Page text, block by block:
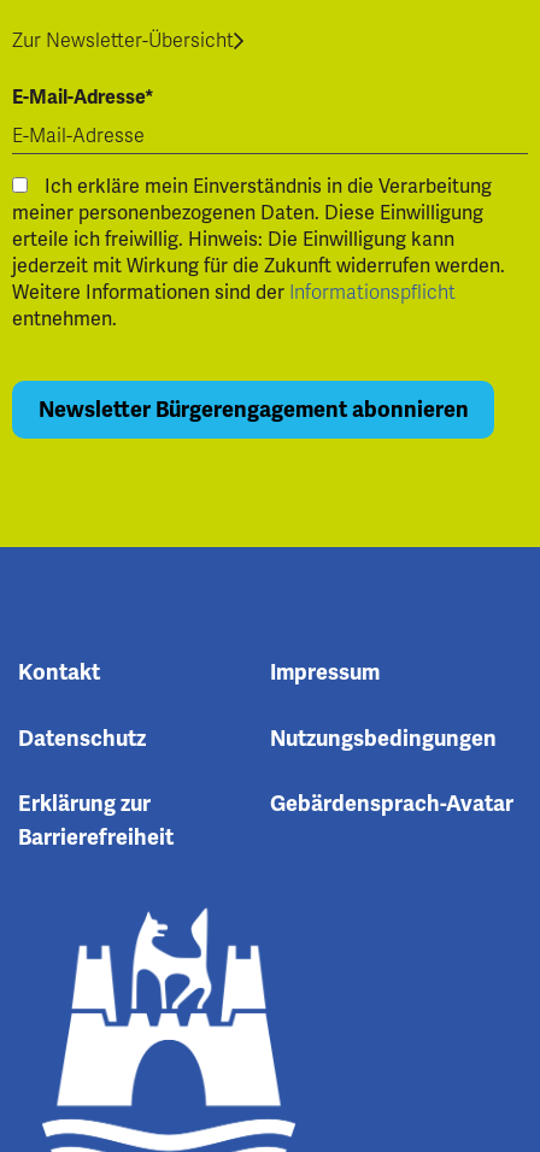
Zur Newsletter-Übersicht
E-Mail-Adresse*
Ich erkläre mein Einverständnis in die Verarbeitung
meiner personenbezogenen Daten. Diese Einwilligung
erteile ich freiwillig. Hinweis: Die Einwilligung kann
jederzeit mit Wirkung für die Zukunft widerrufen werden.
Weitere Informationen sind der Informationspflicht
entnehmen.
Kontakt Impressum
Datenschutz Nutzungsbedingungen
Erklärung zur
Barrierefreiheit
Gebärdensprach-Avatar